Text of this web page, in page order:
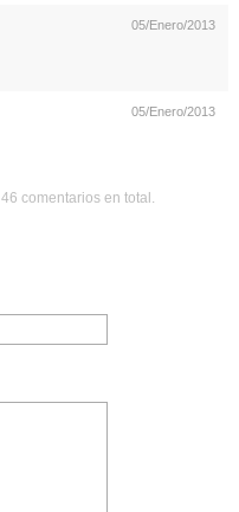
05/Enero/2013
05/Enero/2013
46 comentarios en total.